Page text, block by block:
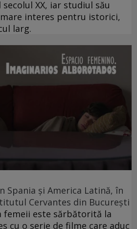
XX, iar studiul său
interes pentru istorici,
larg.
Spania și America Latină, în
Cervantes din București
femeii este sărbătorită la
cu o serie de filme care aduc